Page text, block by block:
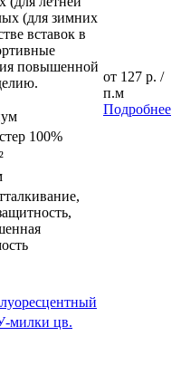
(для зимних
вставок в
повышенной
100%
от 127 р. /
п.м
Подробнее
милки цв.